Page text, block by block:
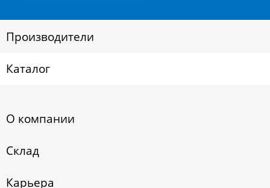
Производители
Каталог
О компании
Склад
Карьера